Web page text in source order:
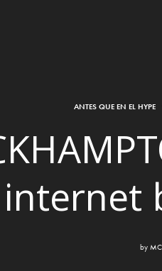
ANTES QUE EN EL HYPE
internet
by